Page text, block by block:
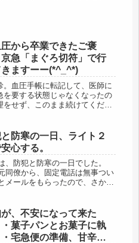
から卒業できたご褒
急「まぐろ切符」で行
きますーー(*^_^*)
血圧手帳に転記して、医師に
を要する状態じゃなくなったの
せず、このまま続けてくださ
と防寒の一日、ライト２
心する。
、防犯と防寒の一日でした。
同僚から、固定電話は無事つい
メールをもらったので、さかさ
し、全然、固定電話とは関係な
・・ユニバの友に指摘されて、
、不安になって来た
・菓子パンとお菓子に執
宅急便の準備、甘辛し